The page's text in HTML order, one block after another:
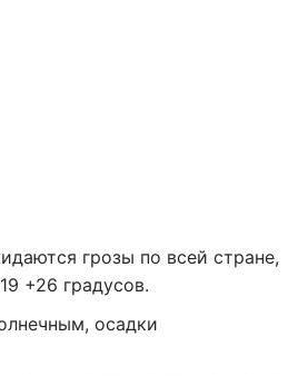
грозы по всей стране,
+26 градусов.
осадки